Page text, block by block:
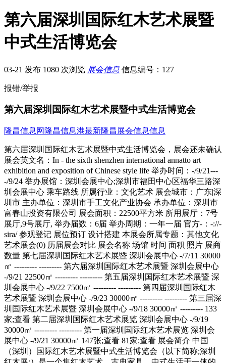
第六届深圳国际红木艺术展暨
中式生活博览会
03-21 发布 1080 次浏览 展会信息 信息编号：127
报错/举报
第六届深圳国际红木艺术展暨中式生活博览会
隆昌信息网 隆昌信息港最新隆昌展会信息信息
第六届深圳国际红木艺术展暨中式生活博览会，展会还未确认
展会英文名：In - the sixth shenzhen international annatto art
exhibition and exposition of Chinese style life 举办时间：-/9/21---
-/9/24 举办展馆：深圳会展中心;深圳市福田中心区福华三路深
圳会展中心 乘车路线 所属行业：文化艺术 展会城市：广东|深
圳市 主办单位：深圳市手工文化产业协会 承办单位：深圳市
富春山投资有限公司 展会面积：22500平方米 所用展厅：7号
展厅,9号展厅, 举办届数：6届 举办周期：一年一届 官方-：-://-
sira/ 参观登记 展位预订 设计搭建 本展会所属专题：其他文化
艺术展会(0) 历届展会对比 展会名称 场馆 时间 面积 照片 展商
数量 第七届深圳国际红木艺术展暨 深圳会展中心 -/7/11 30000
㎡ --------- --------- 第六届深圳国际红木艺术展暨 深圳会展中心
-/9/21 22500㎡ --------- --------- 第五届深圳国际红木艺术展暨 深
圳会展中心 -/9/22 7500㎡ --------- --------- 第四届深圳国际红木
艺术展暨 深圳会展中心 -/9/23 30000㎡ --------- --------- 第三届深
圳国际红木艺术展暨 深圳会展中心 -/9/18 30000㎡ --------- 133
家;查看 第二届深圳国际红木艺术展览 深圳会展中心 -/9/19
30000㎡ --------- --------- 第一届深圳国际红木艺术展览 深圳会
展中心 -/9/21 30000㎡ 147张;查看 81家;查看 展会简介 中国
（深圳）国际红木艺术展暨中式生活博览会（以下简称;深圳